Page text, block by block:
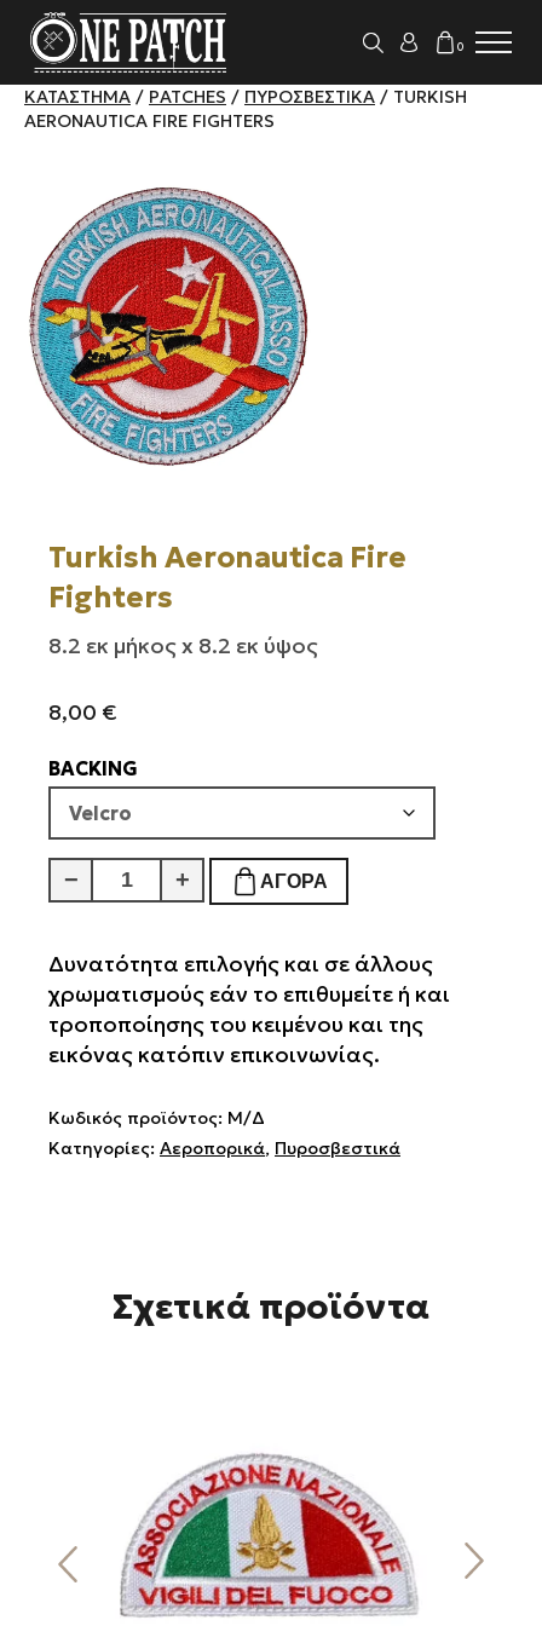
0
ΚΑΤΆΣΤΗΜΑ / PATCHES / ΠΥΡΟΣΒΕΣΤΙΚΆ / TURKISH
AERONAUTICA FIRE FIGHTERS
Turkish Aeronautica Fire
Fighters
8.2 εκ μήκος x 8.2 εκ ύψος
8,00 €
BACKING
−
Turkish
Aeronautica
Fighters
ποσότητα
+ ΑΓΟΡΆ
Δυνατότητα επιλογής και σε άλλους
χρωματισμούς εάν το επιθυμείτε ή και
τροποποίησης του κειμένου και της
εικόνας κατόπιν επικοινωνίας.
Κωδικός προϊόντος: Μ/Δ
Κατηγορίες: Αεροπορικά, Πυροσβεστικά
Σχετικά προϊόντα